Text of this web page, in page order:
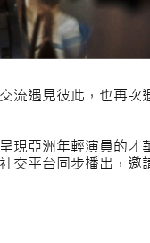
流遇見彼此，也再
現亞洲年輕演員的
交平台同步播出，